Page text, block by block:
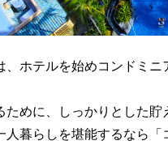
、ホテルを始めコンドミ
めに、しっかりとした貯
人暮らしを堪能するなら